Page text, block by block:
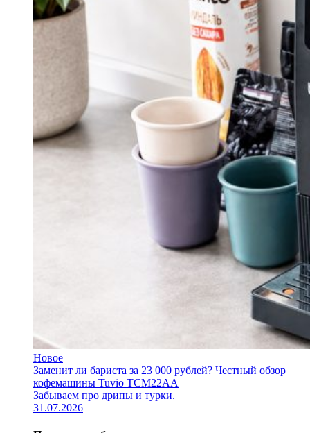
Новое
Заменит ли бариста за 23 000 рублей? Честный обзор
кофемашины Tuvio TCM22AA
Забываем про дрипы и турки.
31.07.2026